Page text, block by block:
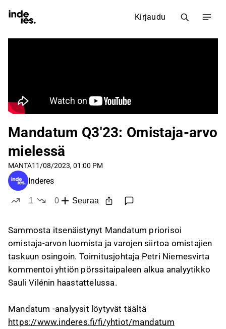
Kirjaudu
Mandatum Q3'23: Omistaja-arvo
mielessä
MANTA11/08/2023, 01:00 PM
Inderes
1
0
Seuraa
Sammosta itsenäistynyt Mandatum priorisoi
omistaja-arvon luomista ja varojen siirtoa omistajien
taskuun osingoin. Toimitusjohtaja Petri Niemesvirta
kommentoi yhtiön pörssitaipaleen alkua analyytikko
Sauli Vilénin haastattelussa.
Mandatum -analyysit löytyvät täältä
https://www.inderes.fi/fi/yhtiot/mandatum